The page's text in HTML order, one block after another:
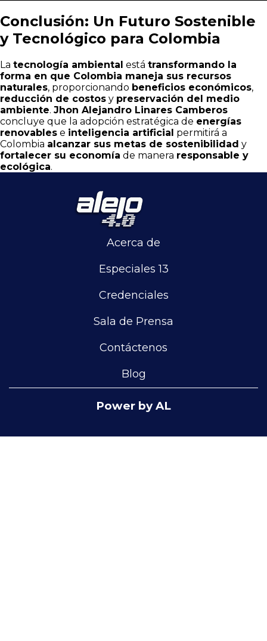
Conclusión: Un Futuro Sostenible
y Tecnológico para Colombia
La tecnología ambiental está transformando la
forma en que Colombia maneja sus recursos
naturales, proporcionando beneficios económicos,
reducción de costos y preservación del medio
ambiente. Jhon Alejandro Linares Camberos
concluye que la adopción estratégica de energías
renovables e inteligencia artificial permitirá a
Colombia alcanzar sus metas de sostenibilidad y
fortalecer su economía de manera responsable y
ecológica.
Acerca de
Especiales 13
Credenciales
Sala de Prensa
Contáctenos
Blog
Power by AL